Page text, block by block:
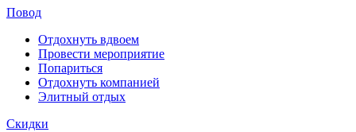
Повод
Отдохнуть вдвоем
Провести мероприятие
Попариться
Отдохнуть компанией
Элитный отдых
Скидки